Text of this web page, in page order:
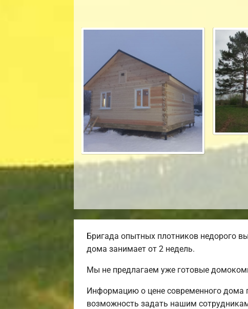
Бригада опытных плотников недорого
дома занимает от 2 недель.
Мы не предлагаем уже готовые
Информацию о цене современного дома
возможность задать нашим